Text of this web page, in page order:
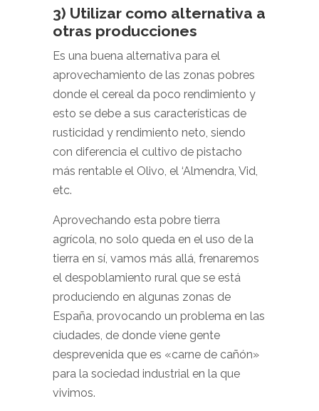
3) Utilizar como alternativa a
otras producciones
Es una buena alternativa para el
aprovechamiento de las zonas pobres
donde el cereal da poco rendimiento y
esto se debe a sus características de
rusticidad y rendimiento neto, siendo
con diferencia el cultivo de pistacho
más rentable el Olivo, el ‘Almendra, Vid,
etc.
Aprovechando esta pobre tierra
agrícola, no solo queda en el uso de la
tierra en sí, vamos más allá, frenaremos
el despoblamiento rural que se está
produciendo en algunas zonas de
España, provocando un problema en las
ciudades, de donde viene gente
desprevenida que es «carne de cañón»
para la sociedad industrial en la que
vivimos.